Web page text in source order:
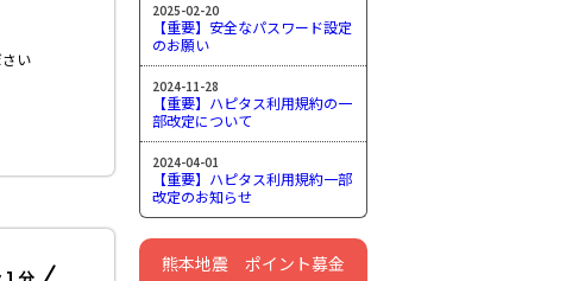
い
2025-02-20
【重要】安全なパスワード設定
のお願い
2024-11-28
【重要】ハピタス利用規約の一
部改定について
2024-04-01
【重要】ハピタス利用規約一部
改定のお知らせ
熊本地震 ポイント募金